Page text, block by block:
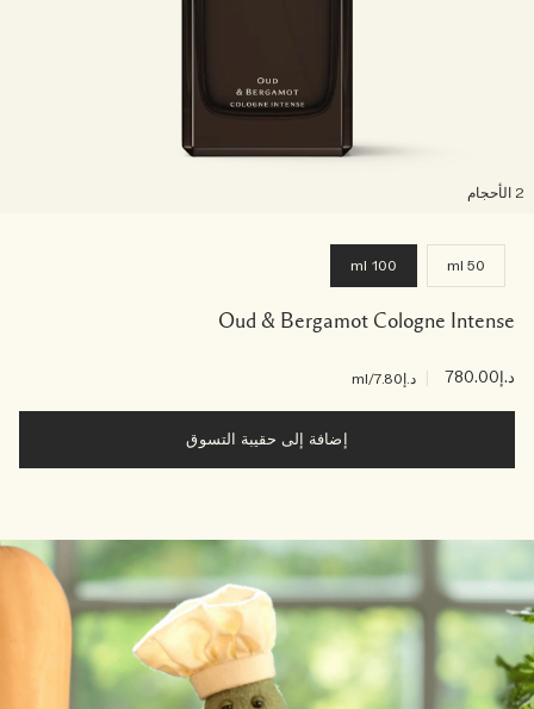
50 ml
100 ml
Oud & Bergamot Cologne Intense
د.إ780.00 د.إ7.80 /ml
إضافة إلى حقيبة التسوق